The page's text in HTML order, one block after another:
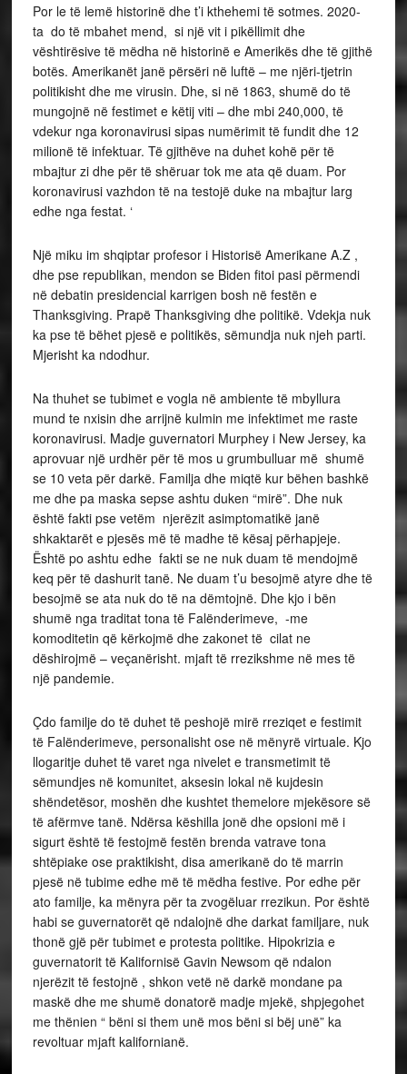
Por le të lemë historinë dhe t’i kthehemi të sotmes. 2020-
ta do të mbahet mend, si një vit i pikëllimit dhe
vështirësive të mëdha në historinë e Amerikës dhe të gjithë
botës. Amerikanët janë përsëri në luftë – me njëri-tjetrin
politikisht dhe me virusin. Dhe, si në 1863, shumë do të
mungojnë në festimet e këtij viti – dhe mbi 240,000, të
vdekur nga koronavirusi sipas numërimit të fundit dhe 12
milionë të infektuar. Të gjithëve na duhet kohë për të
mbajtur zi dhe për të shëruar tok me ata që duam. Por
koronavirusi vazhdon të na testojë duke na mbajtur larg
edhe nga festat. ‘
Një miku im shqiptar profesor i Historisë Amerikane A.Z ,
dhe pse republikan, mendon se Biden fitoi pasi përmendi
në debatin presidencial karrigen bosh në festën e
Thanksgiving. Prapë Thanksgiving dhe politikë. Vdekja nuk
ka pse të bëhet pjesë e politikës, sëmundja nuk njeh parti.
Mjerisht ka ndodhur.
Na thuhet se tubimet e vogla në ambiente të mbyllura
mund te nxisin dhe arrijnë kulmin me infektimet me raste
koronavirusi. Madje guvernatori Murphey i New Jersey, ka
aprovuar një urdhër për të mos u grumbulluar më shumë
se 10 veta për darkë. Familja dhe miqtë kur bëhen bashkë
me dhe pa maska ​​sepse ashtu duken “mirë”. Dhe nuk
është fakti pse vetëm njerëzit asimptomatikë janë
shkaktarët e pjesës më të madhe të kësaj përhapjeje.
Është po ashtu edhe fakti se ne nuk duam të mendojmë
keq për të dashurit tanë. Ne duam t’u besojmë atyre dhe të
besojmë se ata nuk do të na dëmtojnë. Dhe kjo i bën
shumë nga traditat tona të Falënderimeve, -me
komoditetin që kërkojmë dhe zakonet të cilat ne
dëshirojmë – veçanërisht. mjaft të rrezikshme në mes të
një pandemie.
Çdo familje do të duhet të peshojë mirë rreziqet e festimit
të Falënderimeve, personalisht ose në mënyrë virtuale. Kjo
llogaritje duhet të varet nga nivelet e transmetimit të
sëmundjes në komunitet, aksesin lokal në kujdesin
shëndetësor, moshën dhe kushtet themelore mjekësore së
të afërmve tanë. Ndërsa këshilla jonë dhe opsioni më i
sigurt është të festojmë festën brenda vatrave tona
shtëpiake ose praktikisht, disa amerikanë do të marrin
pjesë në tubime edhe më të mëdha festive. Por edhe për
ato familje, ka mënyra për ta zvogëluar rrezikun. Por është
habi se guvernatorët që ndalojnë dhe darkat familjare, nuk
thonë gjë për tubimet e protesta politike. Hipokrizia e
guvernatorit të Kalifornisë Gavin Newsom që ndalon
njerëzit të festojnë , shkon vetë në darkë mondane pa
maskë dhe me shumë donatorë madje mjekë, shpjegohet
me thënien “ bëni si them unë mos bëni si bëj unë” ka
revoltuar mjaft kalifornianë.